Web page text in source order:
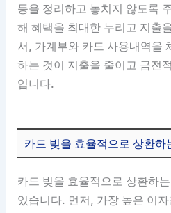
등을 정리하고 놓치지 않도록
해 혜택을 최대한 누리고 지출
서, 가계부와 카드 사용내역을
하는 것이 지출을 줄이고 금전
입니다.
카드 빚을 효율적으로 상환하
카드 빚을 효율적으로 상환하
있습니다. 먼저, 가장 높은 이